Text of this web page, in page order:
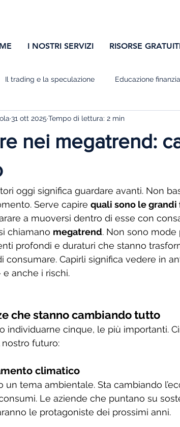
I NOSTRI SERVIZI RISORSE
Il trading e la speculazione Educazione
l'ABC della finanza Mindset finanziario
nei megatrend:
31 ott 2025 Tempo di lettura: 2 min
oggi significa guardare avanti. Non
Serve capire quali sono le
a muoversi dentro di esse con
chiamano megatrend. Non sono
profondi e duraturi che stanno
consumare. Capirli significa vedere in
anche i rischi.
che stanno cambiando tutto
individuarne cinque, le più importanti.
futuro:
climatico
un tema ambientale. Sta cambiando
Le aziende che puntano su
le protagoniste dei prossimi anni.